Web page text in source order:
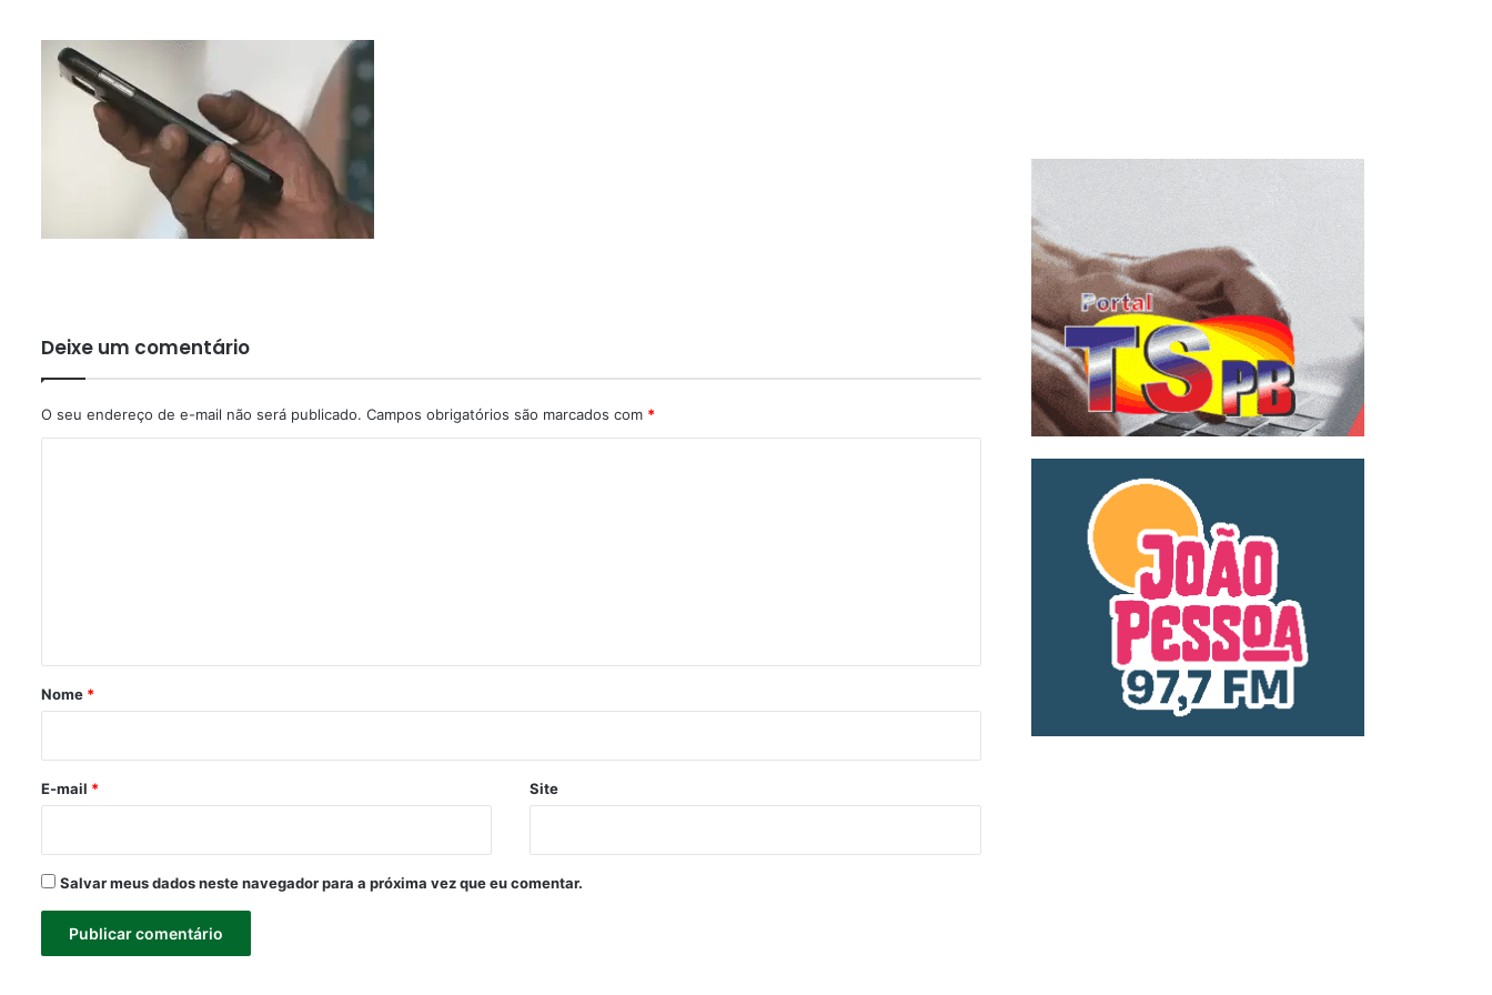
Deixe um comentário
O seu endereço de e-mail não será publicado. Campos obrigatórios são marcados com *
r
*
Nome *
E-mail * Site
Salvar meus dados neste navegador para a próxima vez que eu comentar.